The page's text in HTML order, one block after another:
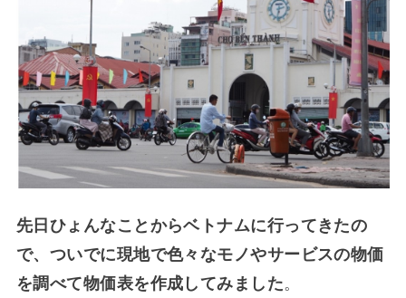
先日ひょんなことからベトナムに行ってきたの
で、ついでに現地で色々なモノやサービスの物価
を調べて物価表を作成してみました。